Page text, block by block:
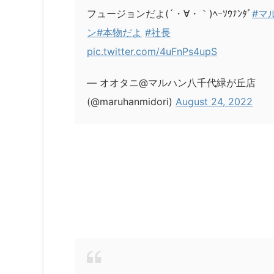
フュージョンだよ(´・∀・｀)ﾍｰｿｳﾅﾝﾀﾞ#マ
ン#本物だよ #社長
pic.twitter.com/4uFnPs4upS
— オオタニ@マルハン八千代緑が丘店
(@maruhanmidori) August 24, 2022